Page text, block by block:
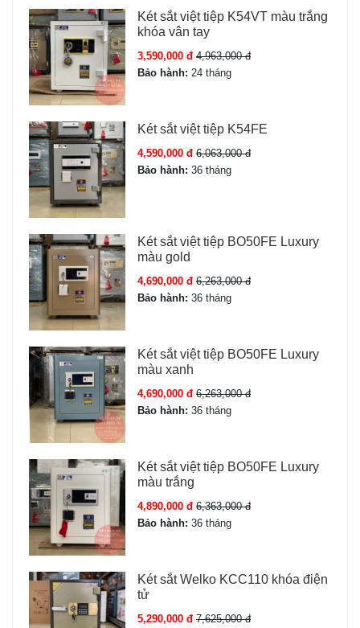
Két sắt việt tiệp K54VT màu trắng
khóa vân tay
3,590,000 đ 4,963,000 đ
Bảo hành: 24 tháng
Két sắt việt tiệp K54FE
4,590,000 đ 6,063,000 đ
Bảo hành: 36 tháng
Két sắt việt tiệp BO50FE Luxury
màu gold
4,690,000 đ 6,263,000 đ
Bảo hành: 36 tháng
Két sắt việt tiệp BO50FE Luxury
màu xanh
4,690,000 đ 6,263,000 đ
Bảo hành: 36 tháng
Két sắt việt tiệp BO50FE Luxury
màu trắng
4,890,000 đ 6,363,000 đ
Bảo hành: 36 tháng
Két sắt Welko KCC110 khóa điện
tử
5,290,000 đ 7,625,000 đ